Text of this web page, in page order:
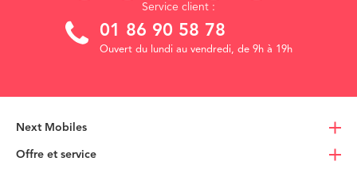
Service client :
01 86 90 58 78
Ouvert du lundi au vendredi, de 9h à 19h
Next Mobiles
Offre et service